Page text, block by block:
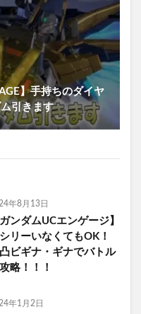
】手持ちのダイヤ
引きます
年8月13日
ガンダムUCエンゲージ】
リーいなくてもOK！
ビギナ・ギナでバトル
略！！！
年1月2日